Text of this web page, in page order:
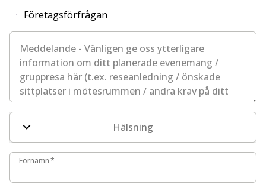
Företagsförfrågan
Meddelande - Vänligen ge oss ytterligare information
Hälsning
Förnamn
Förnamn*